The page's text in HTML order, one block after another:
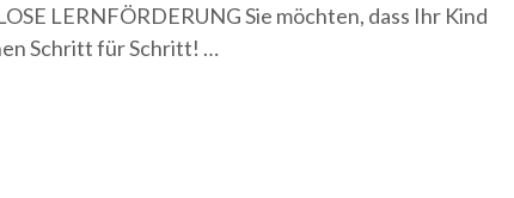
LERNFÖRDERUNG Sie möchten, dass Ihr Kind
Schritt für Schritt! …